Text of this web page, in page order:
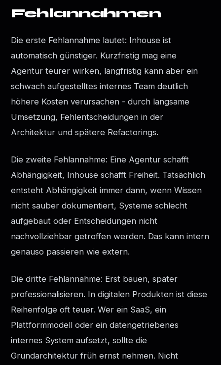
Fehlannahmen
Die erste Fehlannahme lautet: Inhouse ist
automatisch günstiger. Kurzfristig mag eine
Agentur teurer wirken, langfristig kann aber ein
schwach aufgestelltes internes Team deutlich
höhere Kosten verursachen - durch langsame
Umsetzung, Fehlentscheidungen in der
Architektur und spätere Refactorings.
Die zweite Fehlannahme: Eine Agentur schafft
Abhängigkeit, Inhouse schafft Freiheit. Tatsächlich
entsteht Abhängigkeit immer dann, wenn Wissen
nicht sauber dokumentiert, Systeme schlecht
aufgebaut oder Entscheidungen nicht
nachvollziehbar getroffen werden. Das kann intern
genauso passieren wie extern.
Die dritte Fehlannahme: Erst bauen, später
professionalisieren. In digitalen Produkten ist diese
Reihenfolge oft teuer. Wer ein SaaS, ein
Plattformmodell oder ein datengetriebenes
internes System aufsetzt, sollte die
Grundarchitektur früh ernst nehmen. Nicht